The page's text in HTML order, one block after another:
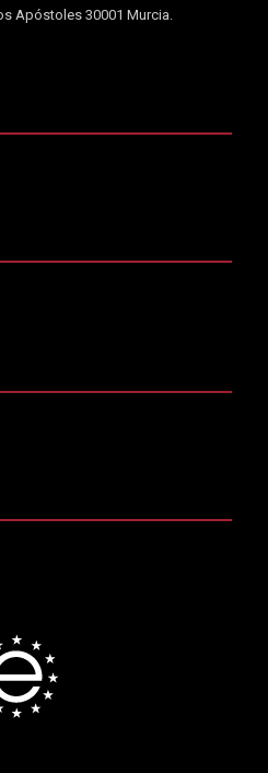
Apóstoles 30001 Murcia.